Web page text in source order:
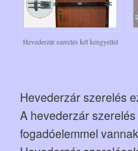
Hevederzár szerelés két kengyellel
Hevederzár szerelés
A hevederzár
fogadóelemmel